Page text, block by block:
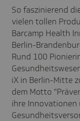
So faszinierend
vielen tollen
Barcamp Health
Berlin-
Rund 100
iX in Berlin-Mitte
dem Motto
ihre Innovationen